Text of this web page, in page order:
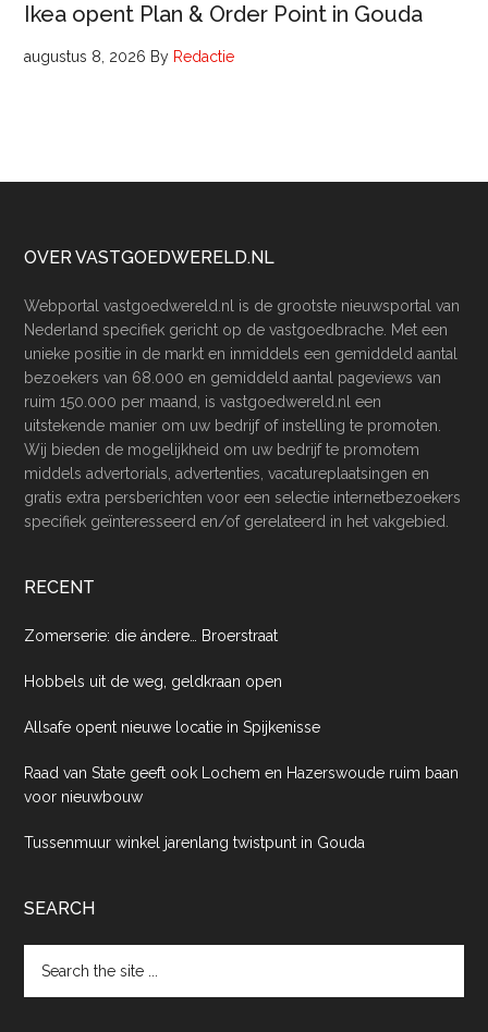
Ikea opent Plan & Order Point in Gouda
augustus 8, 2026 By Redactie
Footer
OVER VASTGOEDWERELD.NL
Webportal vastgoedwereld.nl is de grootste nieuwsportal van
Nederland specifiek gericht op de vastgoedbrache. Met een
unieke positie in de markt en inmiddels een gemiddeld aantal
bezoekers van 68.000 en gemiddeld aantal pageviews van
ruim 150.000 per maand, is vastgoedwereld.nl een
uitstekende manier om uw bedrijf of instelling te promoten.
Wij bieden de mogelijkheid om uw bedrijf te promotem
middels advertorials, advertenties, vacatureplaatsingen en
gratis extra persberichten voor een selectie internetbezoekers
specifiek geïnteresseerd en/of gerelateerd in het vakgebied.
RECENT
Zomerserie: die ándere… Broerstraat
Hobbels uit de weg, geldkraan open
Allsafe opent nieuwe locatie in Spijkenisse
Raad van State geeft ook Lochem en Hazerswoude ruim baan
voor nieuwbouw
Tussenmuur winkel jarenlang twistpunt in Gouda
SEARCH
the